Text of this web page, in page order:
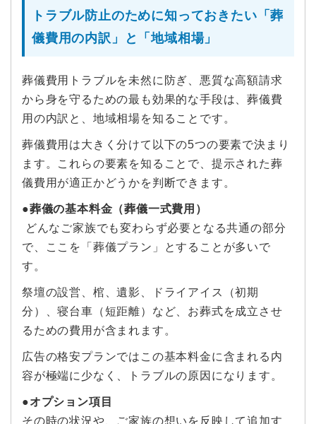
トラブル防止のために知っておきたい「葬
儀費用の内訳」と「地域相場」
葬儀費用トラブルを未然に防ぎ、悪質な高額請求
から身を守るための最も効果的な手段は、葬儀費
用の内訳と、地域相場を知ることです。
葬儀費用は大きく分けて以下の5つの要素で決まり
ます。これらの要素を知ることで、提示された葬
儀費用が適正かどうかを判断できます。
●葬儀の基本料金（葬儀一式費用）
どんなご家族でも変わらず必要となる共通の部分
で、ここを「葬儀プラン」とすることが多いで
す。
祭壇の設営、棺、遺影、ドライアイス（初期
分）、寝台車（短距離）など、お葬式を成立させ
るための費用が含まれます。
広告の格安プランではこの基本料金に含まれる内
容が極端に少なく、トラブルの原因になります。
●オプション項目
その時の状況や、ご家族の想いを反映して追加す